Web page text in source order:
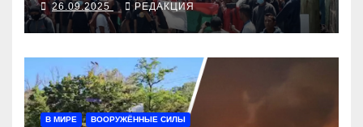
26.09.2025 РЕДАКЦИЯ
В МИРЕ ВООРУЖЁННЫЕ СИЛЫ